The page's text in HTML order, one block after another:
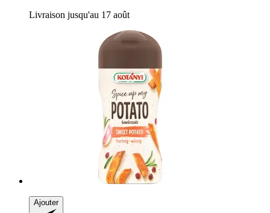
Livraison jusqu'au 17 août
Ajouter